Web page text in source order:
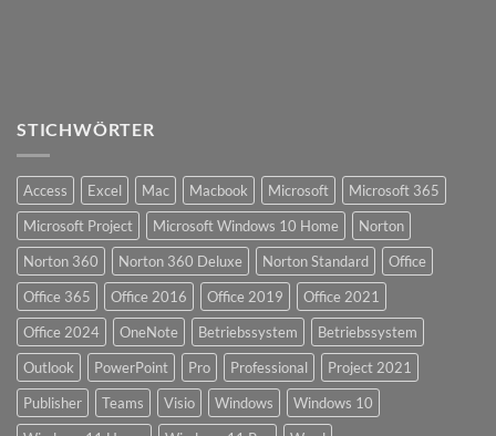
STICHWÖRTER
Access Excel Mac Macbook Microsoft
Microsoft 365
Microsoft Project
Microsoft Windows 10 Home
Norton
Norton 360
Norton 360 Deluxe Norton Standard
Office
Office 365
Office 2016 Office 2019
Office 2021
Office 2024
OneNote Betriebssystem
Betriebssystem
Outlook
PowerPoint Pro Professional
Project 2021
Publisher
Teams Visio Windows
Windows 10